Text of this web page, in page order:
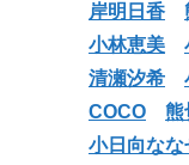
岸明日香
小林恵美
清瀬汐希
COCO
熊
小日向なな